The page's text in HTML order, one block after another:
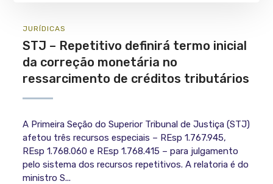
JURÍ­DICAS
STJ – Repetitivo definirá termo inicial
da correção monetária no
ressarcimento de créditos tributários
A Primeira Seção do Superior Tribunal de Justiça (STJ)
afetou três recursos especiais – REsp 1.767.945,
REsp 1.768.060 e REsp 1.768.415 – para julgamento
pelo sistema dos recursos repetitivos. A relatoria é do
ministro S...